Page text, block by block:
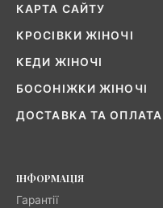
КАРТА САЙТУ
КРОСІВКИ ЖІНОЧІ
КЕДИ ЖІНОЧІ
БОСОНІЖКИ ЖІНОЧІ
ДОСТАВКА ТА ОПЛАТА
ІНФОРМАЦІЯ
Гарантії